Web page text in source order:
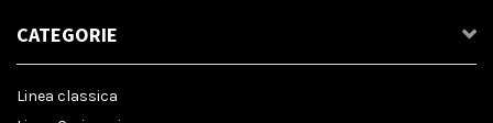
CATEGORIE
Linea classica